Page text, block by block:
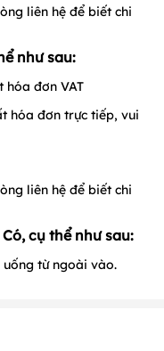
liên hệ để biết chi
như sau:
hóa đơn VAT
hóa đơn trực tiếp, vui
liên hệ để biết chi
cụ thể như sau:
từ ngoài vào.